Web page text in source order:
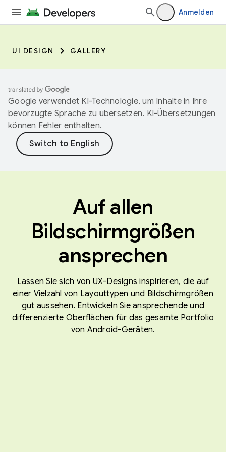
Anmelden
UI DESIGN GALLERY
Google verwendet KI-Technologie, um Inhalte in Ihre
bevorzugte Sprache zu übersetzen. KI-Übersetzungen
können Fehler enthalten.
Auf allen
Bildschirmgrößen
ansprechen
Lassen Sie sich von UX-Designs inspirieren, die auf
einer Vielzahl von Layouttypen und Bildschirmgrößen
gut aussehen. Entwickeln Sie ansprechende und
differenzierte Oberflächen für das gesamte Portfolio
von Android-Geräten.